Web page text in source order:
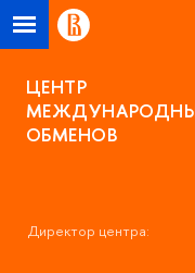
ЦЕНТР
ОБМЕНОВ
Директор центра: